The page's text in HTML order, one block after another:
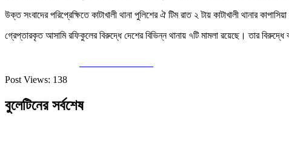
উক্ত সংবাদের পরিপ্রেক্ষিতে কাটাখালী থানা পুলিশের ঐ টিম রাত ২ টায় কাটাখালী থানার
গ্রেপ্তারকৃত আসামি রফিকুলের বিরুদ্ধে দেশের বিভিন্ন থানায় ৭টি মামলা রয়েছে। তার
Post Views: 138
বুলেটিনের সর্বশেষ